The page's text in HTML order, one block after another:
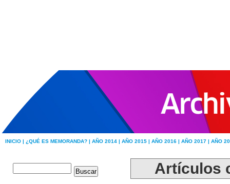
INICIO | ¿QUÉ ES MEMORANDA? | AÑO 2014 | AÑO 2015 | AÑO 2016 | AÑO 2017 | AÑO
Artículos